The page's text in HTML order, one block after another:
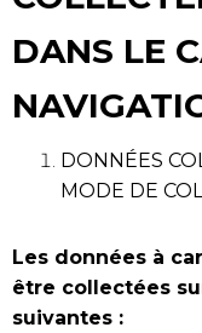
DANS LE
DONNÉES
MODE DE
Les données à
être collectées
suivantes :